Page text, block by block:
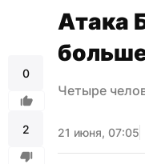
0
2
Атака
Четыре
21 июня, 07:05